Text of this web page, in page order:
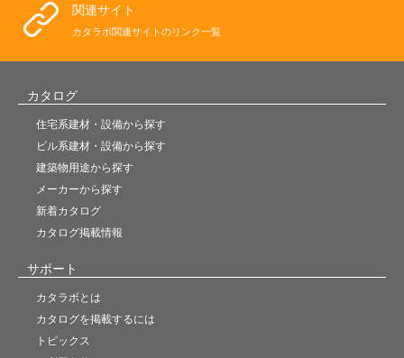
関連サイト
カタラボ関連サイトのリンク一覧
カタログ
住宅系建材・設備から探す
ビル系建材・設備から探す
建築物用途から探す
メーカーから探す
新着カタログ
カタログ掲載情報
サポート
カタラボとは
カタログを掲載するには
トピックス